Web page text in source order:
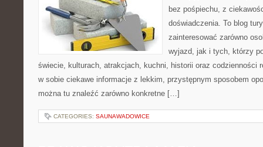
bez pośpiechu, z
doświadczenia. To blog
zainteresować zarówno
wyjazd, jak i tych, którzy
świecie, kulturach, atrakcjach, kuchni, historii oraz codzienności
w sobie ciekawe informacje z lekkim, przystępnym sposobem
można tu znaleźć zarówno konkretne […]
CATEGORIES: SAUNAWADOWICE